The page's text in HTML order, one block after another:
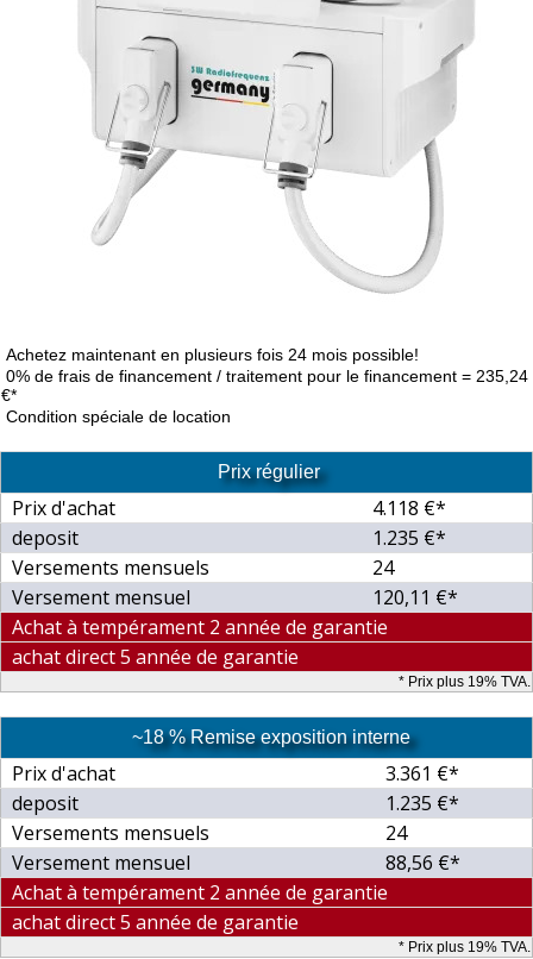
Achetez maintenant en plusieurs fois 24 mois possible!
0% de frais de financement / traitement pour le financement = 235,24
€*
Condition spéciale de location
Prix régulier
Prix d'achat
4.118 €*
deposit
1.235 €*
Versements mensuels
24
Versement mensuel
120,11 €*
Achat à tempérament 2 année de garantie
achat direct 5 année de garantie
* Prix plus 19% TVA.
~18 % Remise exposition interne
Prix d'achat
3.361 €*
deposit
1.235 €*
Versements mensuels
24
Versement mensuel
88,56 €*
Achat à tempérament 2 année de garantie
achat direct 5 année de garantie
* Prix plus 19% TVA.